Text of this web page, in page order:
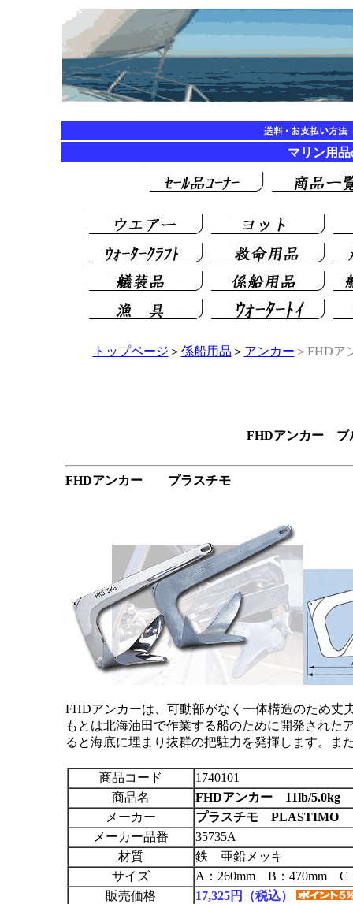
マリン用
トップページ ＞ 係船用品 ＞ アンカー ＞FHD
FHDアンカー ブ
FHDアンカー プラスチモ
FHDアンカーは、可動部がなく一体構造のため丈
もとは北海油田で作業する船のために開発された
ると海底に埋まり抜群の把駐力を発揮します。ま
商品コード
1740101
商品名
FHDアンカー 11lb/5.0kg
メーカー
プラスチモ PLASTIMO
メーカー品番
35735A
材質
鉄 亜鉛メッキ
サイズ
A：260mm B：470mm
販売価格
17,325円（税込）